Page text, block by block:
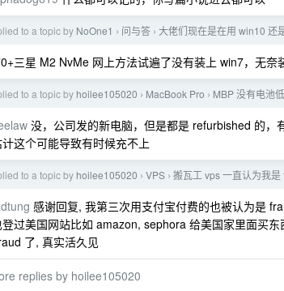
to a topic by NoOne1 › 问与答 › 大佬们现在是在用 win10 还
三星 M2 NvMe 网上方法试遍了没有装上 win7，无奈
to a topic by hoilee105020 › MacBook Pro › MBP 没有电池
没，公司发的新电脑，但是都是 refurbished 的，
这个可能导致有时候充不上
to a topic by hoilee105020 › VPS › 搬瓦工 vps 一直认为我
感谢回复, 我第三次用支付宝付费的也被认为是
过美国网站比如 amazon, sephora 给美国家里面买
了, 真实活久见
replies by hoilee105020